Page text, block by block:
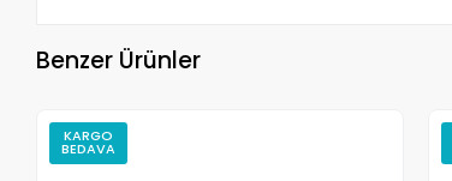
Benzer Ürünler
KARGO
BEDAVA